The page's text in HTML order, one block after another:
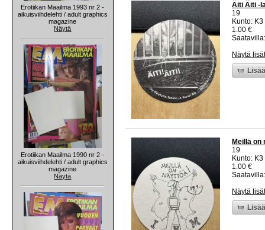
Erotiikan Maailma 1993 nr 2 -
aikuisviihdelehti / adult graphics
magazine
Näytä
Erotiikan Maailma 1990 nr 2 -
aikuisviihdelehti / adult graphics
magazine
Näytä
Äiti Äiti -
19
Kunto:
1.00 €
Näytä
Meillä on
19
Kunto:
1.00 €
Näytä